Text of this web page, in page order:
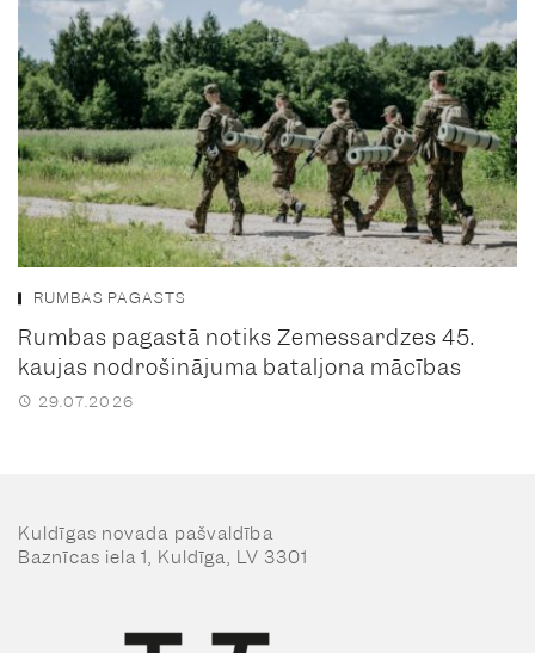
RUMBAS PAGASTS
Rumbas pagastā notiks Zemessardzes 45.
kaujas nodrošinājuma bataljona mācības
29.07.2026
Kuldīgas novada pašvaldība
Baznīcas iela 1, Kuldīga, LV 3301